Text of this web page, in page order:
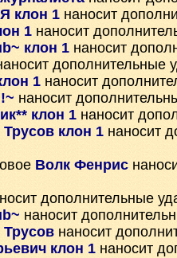
клон 1 наносит
1 наносит
клон 1 наносит
дополнительные
1 наносит
наносит
клон 1 наносит
клон 1 наносит
Волк Фенрис
дополнительные
наносит
наносит
клон 1 наносит